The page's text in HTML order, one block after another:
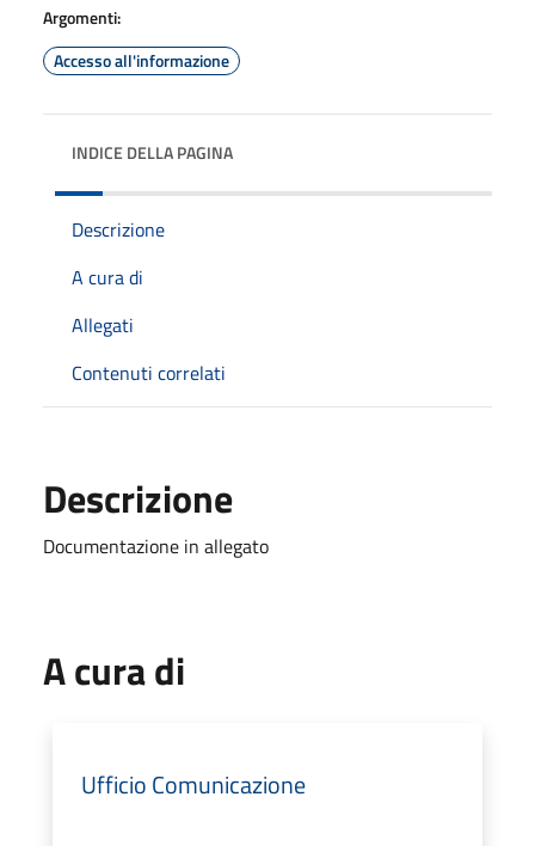
Argomenti:
Accesso all'informazione
INDICE DELLA PAGINA
Descrizione
A cura di
Allegati
Contenuti correlati
Descrizione
Documentazione in allegato
A cura di
Ufficio Comunicazione